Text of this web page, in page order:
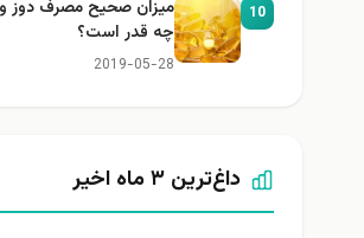
10
چه قدر است؟
2019-05-28
داغ‌ترین ۳ ماه اخیر